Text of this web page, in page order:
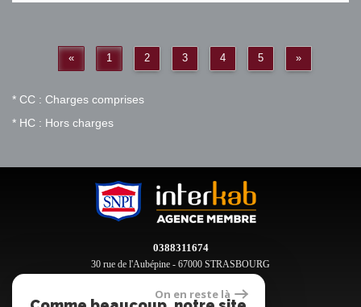
« 1 2 3 4 5 »
* CC : Charges comprises
* HC : Hors charges
0388311674
30 rue de l'Aubépine - 67000 STRASBOURG
On en reste là